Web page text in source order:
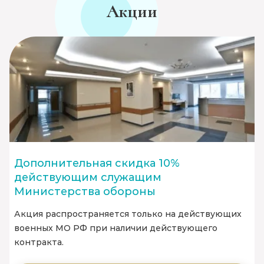
Акции
Дополнительная скидка 10%
действующим служащим
Министерства обороны
Акция распространяется только на действующих
военных МО РФ при наличии действующего
контракта.